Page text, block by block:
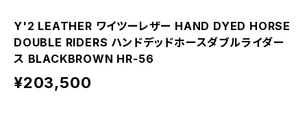
Y'2 LEATHER ワイツーレザー HAND DYED HORSE
DOUBLE RIDERS ハンドデッドホースダブルライダー
ス BLACKBROWN HR-56
¥203,500